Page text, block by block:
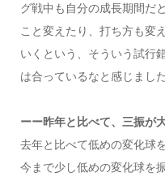
グ戦中も自分の成長期間だ
こと変えたり、打ち方も変
いくという、そういう試行
は合っているなと感じました
ーー昨年と比べて、三振が
去年と比べて低めの変化球
今まで少し低めの変化球を